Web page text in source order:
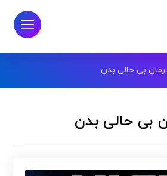
بی حالی بدن
بی حالی بدن